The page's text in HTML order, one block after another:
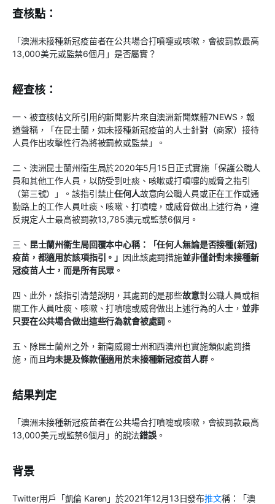
查核點：
「澳洲未接種新冠疫苗者在公共場合打噴嚏或咳嗽，會被罰款最高
13,000美元或監禁6個月」是否屬實？
經查核：
一、被查核帖文所引用的新聞影片來自澳洲新聞媒體7NEWS，報
道聲稱，「在昆士蘭，如未接種新冠疫苗的人士針對（商家）接待
人員作出攻擊性行為將被罰款或監禁」。
二、澳洲昆士蘭州衞生局於2020年5月15日正式實施「保護公職人
員和其他工作人員，以防受到吐痰、咳嗽或打噴嚏的威脅之指引
（第三號）」。該指引禁止任何人故意向公職人員或正在工作或通
勤路上的工作人員吐痰、咳嗽、打噴嚏，或威脅做出上述行為，違
反規定人士最高被罰款13,785澳元或監禁6個月。
三、 昆士蘭州衞生局回覆本中心稱：「任何人無論是否接種(新冠)
疫苗，都適用於該項指引。」 因此該處罰措施並非僅針對未接種新
冠疫苗人士，而是所有民眾 。
四、此外，該指引清楚說明，其處罰的是那些故意對公職人員或相
關工作人員吐痰、咳嗽、打噴嚏或威脅做出上述行為的人士， 並非
只要在公共場合做出這些行為就會被處罰 。
五、除昆士蘭州之外，新南威爾士州和西澳州也實施類似處罰措
施，而且均未提及條款僅適用於未接種新冠疫苗人群。
結果判定
「澳洲未接種新冠疫苗者在公共場合打噴嚏或咳嗽，會被罰款最高
13,000美元或監禁6個月」的說法錯誤 。
背景
Twitter用戶「凱倫 Karen」於2021年12月13日發布推文稱：「澳